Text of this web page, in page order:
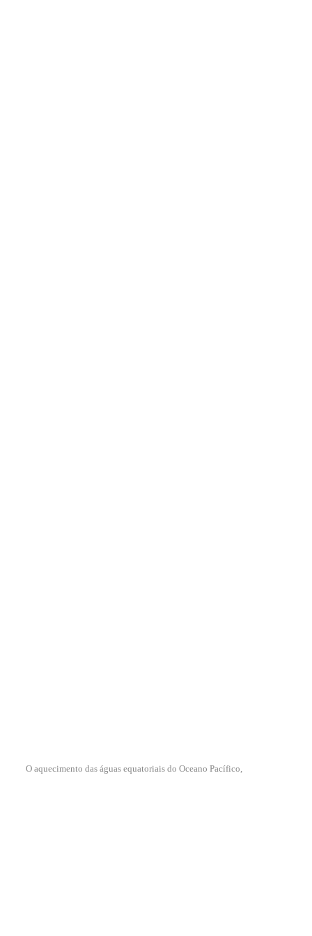
O aquecimento das águas equatoriais do Oceano Pacífico,